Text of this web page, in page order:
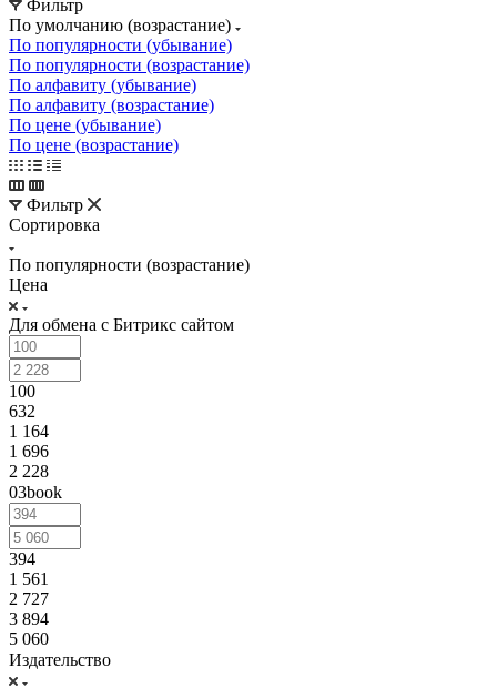
Фильтр
По умолчанию (возрастание)
По популярности (убывание)
По популярности (возрастание)
По алфавиту (убывание)
По алфавиту (возрастание)
По цене (убывание)
По цене (возрастание)
Фильтр
Сортировка
По популярности (возрастание)
Цена
Для обмена с Битрикс сайтом
100
632
1 164
1 696
2 228
03book
394
1 561
2 727
3 894
5 060
Издательство